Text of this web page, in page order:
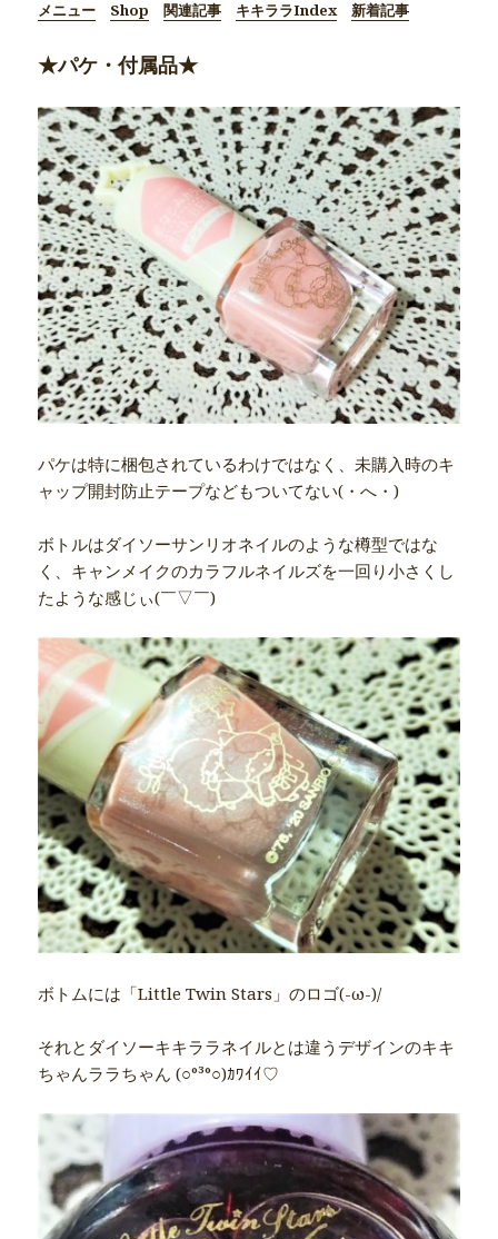
メニュー Shop 関連記事 キキララIndex 新着記事
★パケ・付属品★
パケは特に梱包されているわけではなく、未購入時のキ
ャップ開封防止テープなどもついてない(・へ・)
ボトルはダイソーサンリオネイルのような樽型ではな
く、キャンメイクのカラフルネイルズを一回り小さくし
たような感じぃ(￣▽￣)
ボトムには「Little Twin Stars」のロゴ(-ω-)/
それとダイソーキキララネイルとは違うデザインのキキ
ちゃんララちゃん (○​°³°○)ｶﾜｲｲ♡